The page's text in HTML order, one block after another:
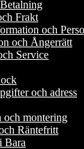
Frakt
och
och Ångerrätt
Service
och adress
och montering
Räntefritt
Bara